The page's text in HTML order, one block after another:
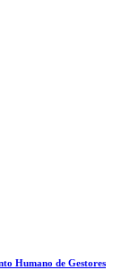
Humano de Gestores